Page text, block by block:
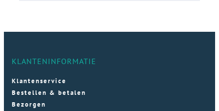
KLANTENINFORMATIE
Klantenservice
Bestellen & betalen
Bezorgen